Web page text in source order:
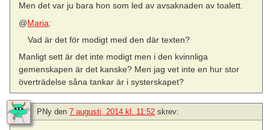
Men det var ju bara hon som led av avsaknaden av toalett.
@Maria:
Vad är det för modigt med den där texten?
Manligt sett är det inte modigt men i den kvinnliga
gemenskapen är det kanske? Men jag vet inte en hur stor
överträdelse såna tankar är i systerskapet?
PNy den 7 augusti, 2014 kl. 11:52 skrev: